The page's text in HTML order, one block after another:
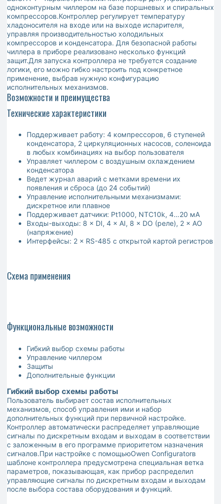
одноконтурным чиллером на базе поршневых и спиральных
компрессоров.Контроллер регулирует температуру
хладоносителя на входе или на выходе испарителя,
управляя производительностью холодильных
компрессоров и конденсатора. Для безопасной работы
чиллера в приборе реализовано несколько функций
защит.Для запуска контроллера не требуется создание
логики, его можно гибко настроить под конкретное
применение, выбрав нужную конфигурацию
исполнительных механизмов.
Возможности и преимущества
Технические характеристики
Поддерживает работу: 4 компрессоров, 6 ступеней
конденсатора, 2 циркуляционных насосов, соленоида
в любых комбинациях на выбор пользователя
Управляет чиллером с воздушным охлаждением
конденсатора
Ведет журнал аварий с метками времени их
появления и сброса (до 24 событий)
Управление исполнительными механизмами:
дискретное или плавное
Поддерживает датчики: Pt1000, NTC10k, 4…20 мА
Входы-выходы: 8 × DI, 4 × AI, 8 × DO (реле), 2 × AO
(напряжение)
Интерфейсы: 2 × RS-485 с открытой картой регистров
Схема применения
Функциональные возможности
Гибкий выбор схемы работы
Управление чиллером
Защиты
Дополнительные функции
Гибкий выбор схемы работы
Пользователь выбирает состав исполнительных
механизмов, способ управления ими и набор
дополнительных функций при первичной настройке.
Контроллер автоматически распределяет управляющие
сигналы по дискретным входам и выходам в соответствии
с заложенным в его программе приоритетом назначения
сигналов.При настройке с помощьюOwen Configuratorв
шаблоне контроллера предусмотрена специальная ветка
параметров, показывающая, как прибор распределил
управляющие сигналы по дискретным входам и выходам
после выбора состава оборудования и функций.